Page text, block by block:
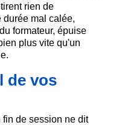
rien de
durée mal calée,
formateur, épuise
plus vite qu'un
de vos
de session ne dit